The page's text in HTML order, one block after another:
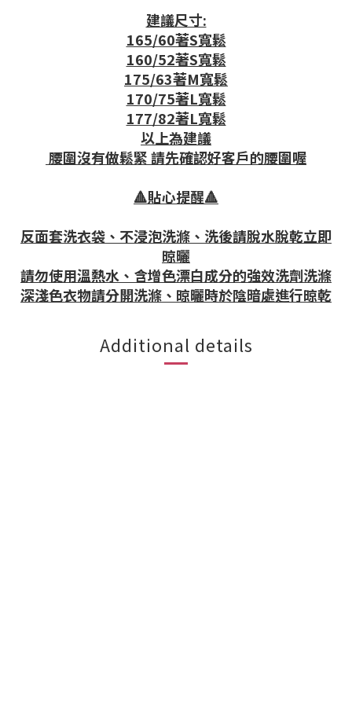
建議尺寸:
165/60著S寬鬆
160/52著S寬鬆
175/63著M寬鬆
170/75著L寬鬆
177/82著L寬鬆
以上為建議
腰圍沒有做鬆緊 請先確認好客戶的腰圍喔
🔺貼心提醒🔺
反面套洗衣袋、不浸泡洗滌、洗後請脫水脫乾立即
晾曬
請勿使用溫熱水、含增色漂白成分的強效洗劑洗滌
深淺色衣物請分開洗滌、晾曬時於陰暗處進行晾乾
Additional details